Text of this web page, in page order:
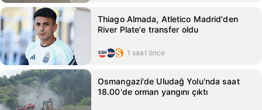
Thiago Almada, Atletico Madrid'den
River Plate'e transfer oldu
1 saat önce
Osmangazi'de Uludağ Yolu'nda saat
18.00'de orman yangını çıktı